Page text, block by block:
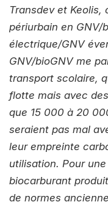
Transdev et Keolis,
périurbain en GNV/
électrique/GNV
GNV/bioGNV me
transport scolaire,
flotte mais avec
que 15 000 à 20
seraient pas mal
leur empreinte
utilisation. Pour
biocarburant
de normes